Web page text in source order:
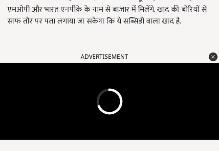
एमओपी और भारत एनपीके के नाम से बाजार में मिलेंगे. खाद की बोरियों से
साफ तौर पर पता लगाया जा सकेगा कि ये सब्सिडी वाला खाद है.
ADVERTISEMENT